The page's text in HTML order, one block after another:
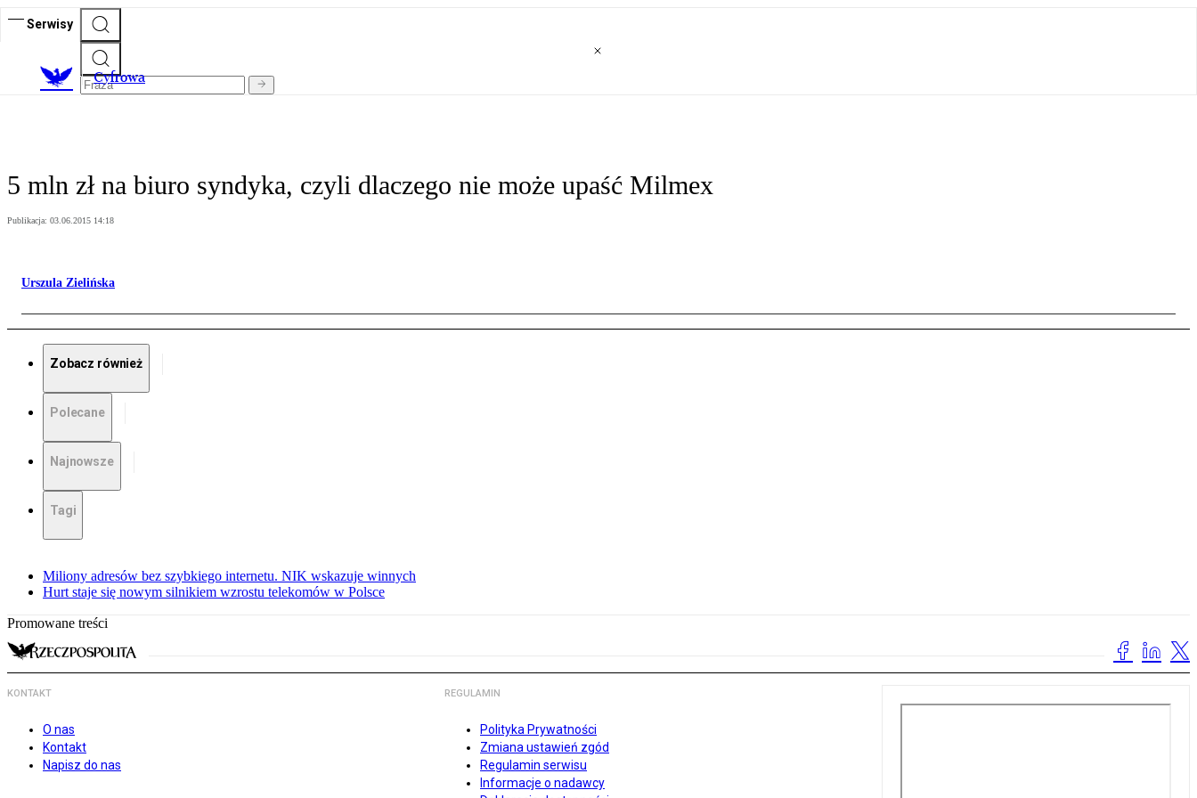
Serwisy
Cyfrowa
5 mln zł na biuro syndyka, czyli dlaczego nie może upaść Milmex
Publikacja: 03.06.2015 14:18
Urszula Zielińska
Zobacz również
Polecane
Najnowsze
Tagi
Miliony adresów bez szybkiego internetu. NIK wskazuje winnych
Hurt staje się nowym silnikiem wzrostu telekomów w Polsce
Promowane treści
KONTAKT
O nas
Kontakt
Napisz do nas
REGULAMIN
Polityka Prywatności
Zmiana ustawień zgód
Regulamin serwisu
Informacje o nadawcy